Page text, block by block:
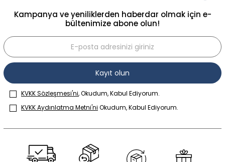
Kampanya ve yeniliklerden haberdar olmak için e-
bültenimize abone olun!
Kayıt olun
KVKK Sözleşmesi'ni, Okudum, Kabul Ediyorum.
KVKK Aydınlatma Metni'ni Okudum, Kabul Ediyorum.